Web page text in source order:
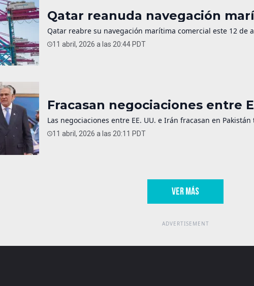
Qatar reanuda navegación
Qatar reabre su navegación marítima comercial este 12 de
11 abril, 2026 a las 20:44 PDT
Fracasan negociaciones entre
Las negociaciones entre EE. UU. e Irán fracasan en
11 abril, 2026 a las 20:11 PDT
VER MÁS